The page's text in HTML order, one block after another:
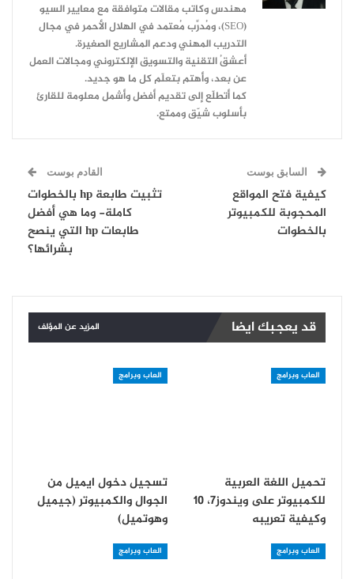
مهندس وكاتب مقالات متوافقة مع معايير السيو
(SEO)، ومُدرِّب مُعتمد في الهلال الأحمر في مجال
التدريب المهني ودعم المشاريع الصغيرة.
أعشقُ التقنية والتسويق الإلكتروني ومجالات العمل
عن بعد، وأهتم بتعلّم كل ما هو جديد.
كما أتطلّع إلى تقديم أفضل وأشمل معلومة للقارئ
بأسلوب شيّق وممتع.
السابق بوست
كيفية فتح المواقع
المحجوبة للكمبيوتر
بالخطوات
القادم بوست
تثبيت طابعة hp بالخطوات
كاملة- وما هي أفضل
طابعات hp التي ينصح
بشرائها؟
قد يعجبك ايضا المزيد عن المؤلف
العاب وبرامج
تحميل اللغة العربية
للكمبيوتر على ويندوز7، 10
وكيفية تعريبه
العاب وبرامج
تسجيل دخول ايميل من
الجوال والكمبيوتر (جيميل
وهوتميل)
العاب وبرامج العاب وبرامج